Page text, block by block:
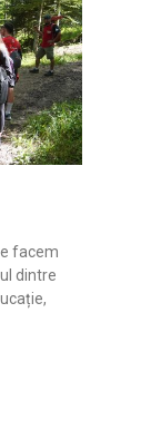
facem
dintre